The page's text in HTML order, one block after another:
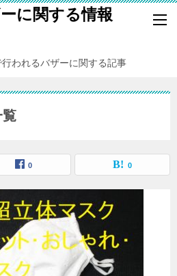
に関する情報
われるバザーに関する記事
覧
0 0